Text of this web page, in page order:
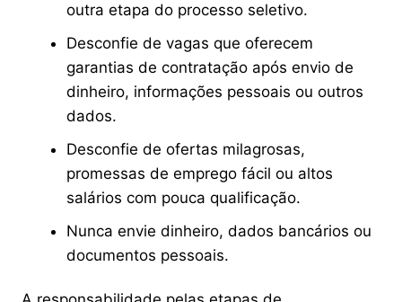
outra etapa do processo seletivo.
Desconfie de vagas que oferecem
garantias de contratação após envio de
dinheiro, informações pessoais ou outros
dados.
Desconfie de ofertas milagrosas,
promessas de emprego fácil ou altos
salários com pouca qualificação.
Nunca envie dinheiro, dados bancários ou
documentos pessoais.